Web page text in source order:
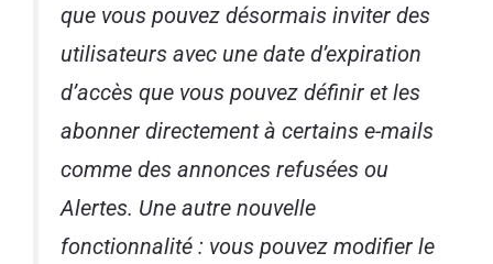
que vous pouvez désormais inviter des
utilisateurs avec une date d’expiration
d’accès que vous pouvez définir et les
abonner directement à certains e-mails
comme des annonces refusées ou
Alertes. Une autre nouvelle
fonctionnalité : vous pouvez modifier le